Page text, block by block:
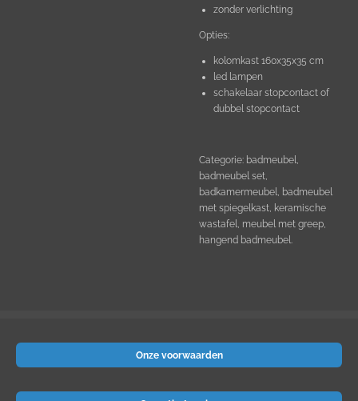
zonder verlichting
Opties:
kolomkast 160x35x35 cm
led lampen
schakelaar stopcontact of
dubbel stopcontact
Categorie: badmeubel,
badmeubel set,
badkamermeubel, badmeubel
met spiegelkast, keramische
wastafel, meubel met greep,
hangend badmeubel.
Onze voorwaarden